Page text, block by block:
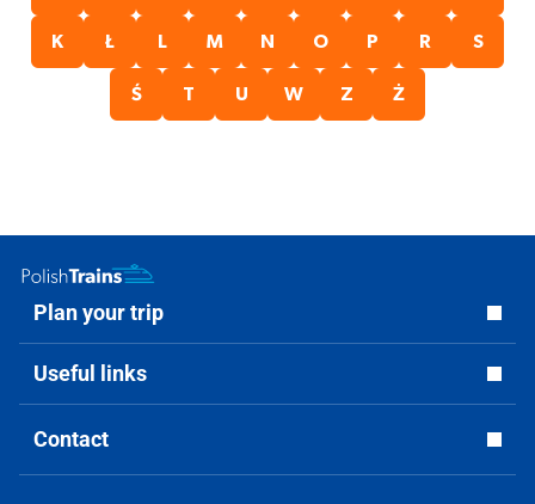
K Ł L M N O P R S
Ś T U W Z Ż
Plan your trip
Useful links
Contact